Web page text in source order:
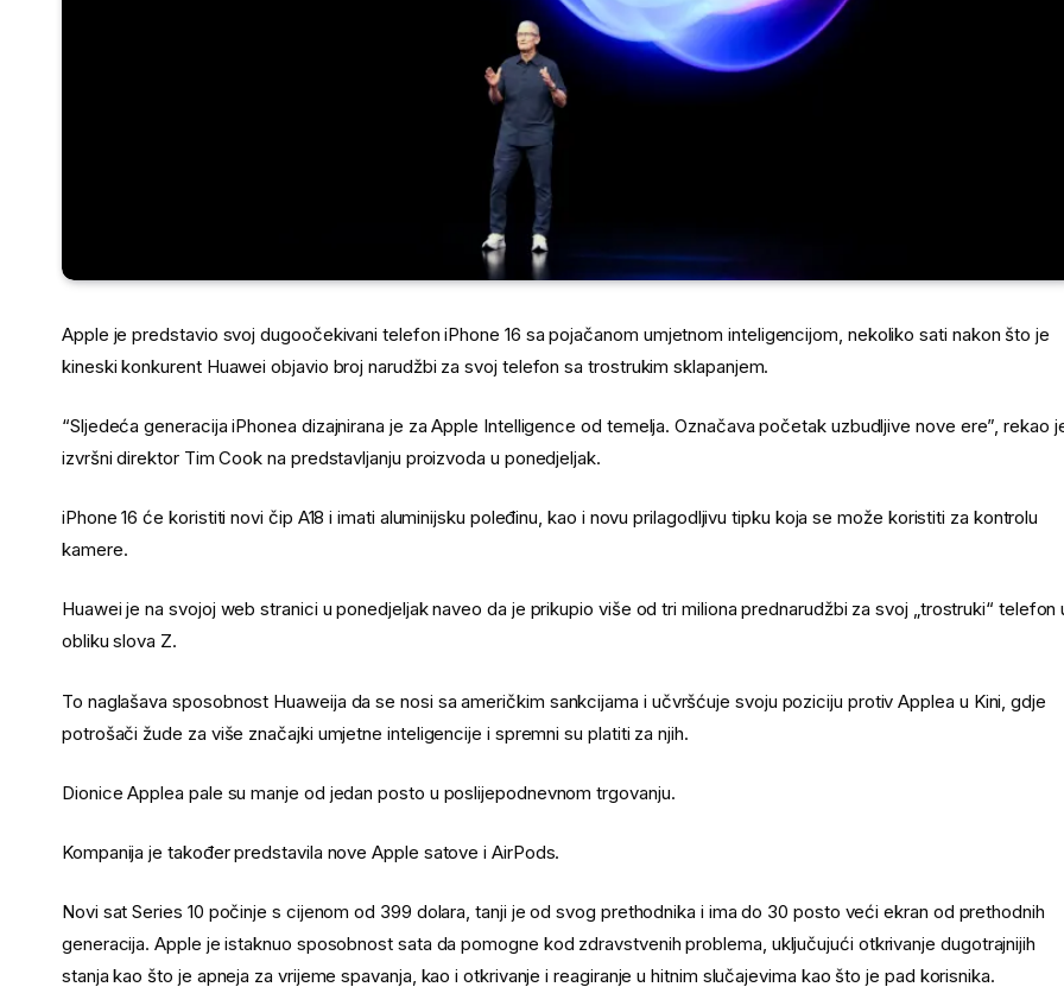
Apple je predstavio svoj dugoočekivani telefon iPhone 16 sa pojačanom umjetnom inteligencijom, nekoliko sati nakon što je
kineski konkurent Huawei objavio broj narudžbi za svoj telefon sa trostrukim sklapanjem.
“Sljedeća generacija iPhonea dizajnirana je za Apple Intelligence od temelja. Označava početak uzbudljive nove ere”, rekao
izvršni direktor Tim Cook na predstavljanju proizvoda u ponedjeljak.
iPhone 16 će koristiti novi čip A18 i imati aluminijsku poleđinu, kao i novu prilagodljivu tipku koja se može koristiti za kontrolu
kamere.
Huawei je na svojoj web stranici u ponedjeljak naveo da je prikupio više od tri miliona prednarudžbi za svoj „trostruki“ telefon
obliku slova Z.
To naglašava sposobnost Huaweija da se nosi sa američkim sankcijama i učvršćuje svoju poziciju protiv Applea u Kini, gdje
potrošači žude za više značajki umjetne inteligencije i spremni su platiti za njih.
Dionice Applea pale su manje od jedan posto u poslijepodnevnom trgovanju.
Kompanija je također predstavila nove Apple satove i AirPods.
Novi sat Series 10 počinje s cijenom od 399 dolara, tanji je od svog prethodnika i ima do 30 posto veći ekran od prethodnih
generacija. Apple je istaknuo sposobnost sata da pomogne kod zdravstvenih problema, uključujući otkrivanje dugotrajnijih
stanja kao što je apneja za vrijeme spavanja, kao i otkrivanje i reagiranje u hitnim slučajevima kao što je pad korisnika.